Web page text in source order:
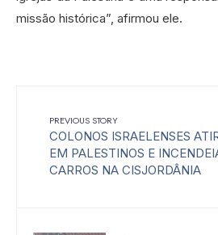
missão histórica”, afirmou ele.
PREVIOUS STORY
COLONOS ISRAELENSES
EM PALESTINOS E
CARROS NA CISJORDÂNIA